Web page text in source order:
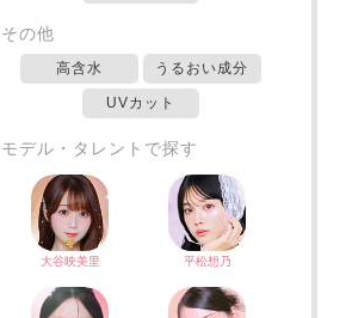
その他
高含水 うるおい成分
UVカット
モデル・タレントで探す